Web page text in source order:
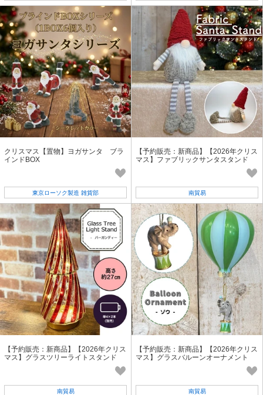
クリスマス【置物】ヨガサンタ ブラ
インドBOX
東京ローソク製造 雑貨部
【予約販売：新商品】【2026年クリス
マス】ファブリックサンタスタンド
南貿易
【予約販売：新商品】【2026年クリス
マス】グラスツリーライトスタンド
南貿易
【予約販売：新商品】【2026年クリス
マス】グラスバルーンオーナメント
南貿易